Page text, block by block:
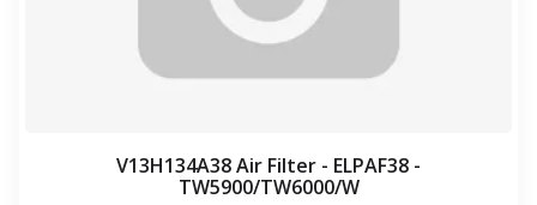
V13H134A38 Air Filter - ELPAF38 -
TW5900/TW6000/W